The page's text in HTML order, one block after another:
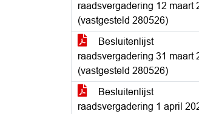
raadsvergadering 12 maart
(vastgesteld 280526)
Besluitenlijst
raadsvergadering 31 maart
(vastgesteld 280526)
Besluitenlijst
raadsvergadering 1 april